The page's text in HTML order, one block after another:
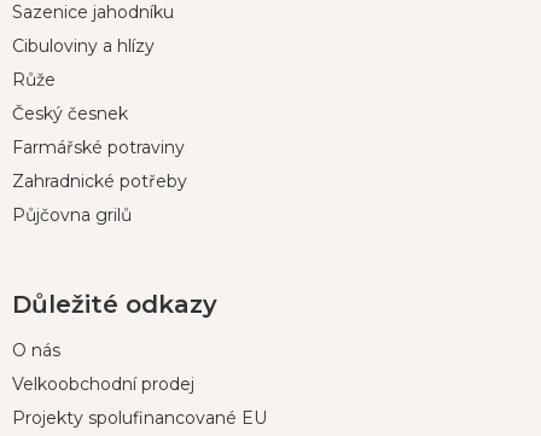
aSazenice jahodníku
Cibuloviny a hlízy
Růže
Český česnek
Farmářské potraviny
Zahradnické potřeby
Půjčovna grilů
Důležité odkazy
O nás
Velkoobchodní prodej
Projekty spolufinancované EU